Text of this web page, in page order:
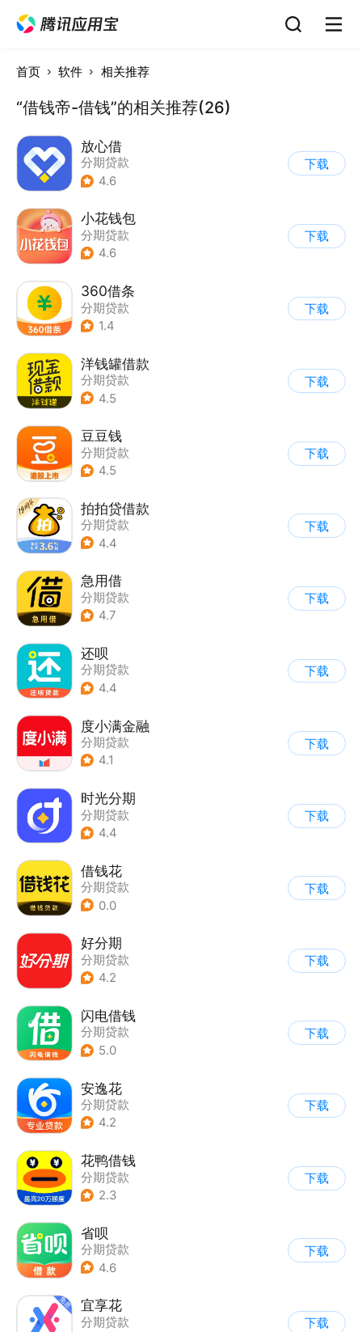
首页 软件 相关推荐
“借钱帝-借钱”的相关推荐(26)
放心借
分期贷款
4.6
下载
小花钱包
分期贷款
4.6
下载
360借条
分期贷款
1.4
下载
洋钱罐借款
分期贷款
4.5
下载
豆豆钱
分期贷款
4.5
下载
拍拍贷借款
分期贷款
4.4
下载
急用借
分期贷款
4.7
下载
还呗
分期贷款
4.4
下载
度小满金融
分期贷款
4.1
下载
时光分期
分期贷款
4.4
下载
借钱花
分期贷款
0.0
下载
好分期
分期贷款
4.2
下载
闪电借钱
分期贷款
5.0
下载
安逸花
分期贷款
4.2
下载
花鸭借钱
分期贷款
2.3
下载
省呗
分期贷款
4.6
下载
宜享花
分期贷款
下载